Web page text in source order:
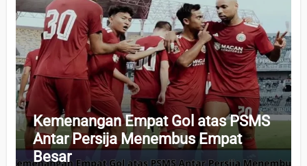
Kemenangan Empat Gol atas PSMS
Antar Persija Menembus Empat
Besar